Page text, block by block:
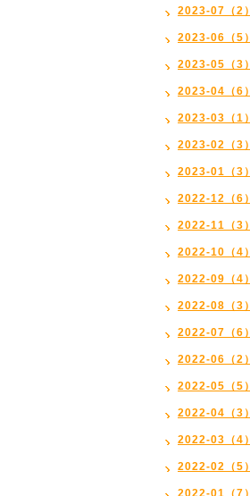
2023-07（2）
2023-06（5）
2023-05（3）
2023-04（6）
2023-03（1）
2023-02（3）
2023-01（3）
2022-12（6）
2022-11（3）
2022-10（4）
2022-09（4）
2022-08（3）
2022-07（6）
2022-06（2）
2022-05（5）
2022-04（3）
2022-03（4）
2022-02（5）
2022-01（7）